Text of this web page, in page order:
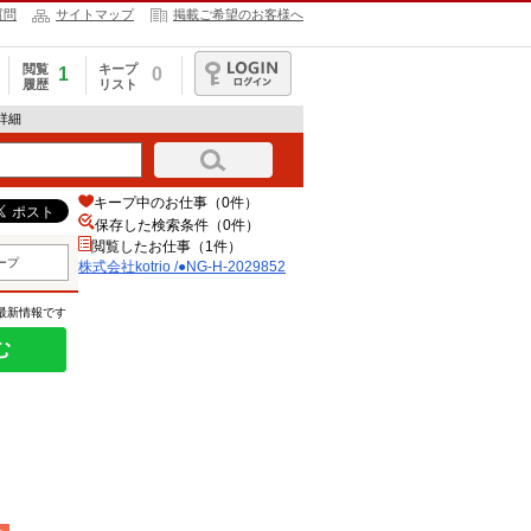
問 サイトマップ 掲載ご希望のお客様へ
閲覧
履歴
1
キープ
リスト
0
ログイン
細
プ
新情報です
キープ中のお仕事（0件）
保存した検索条件（0件）
閲覧したお仕事（1件）
株式会社kotrio /●NG-H-2029852